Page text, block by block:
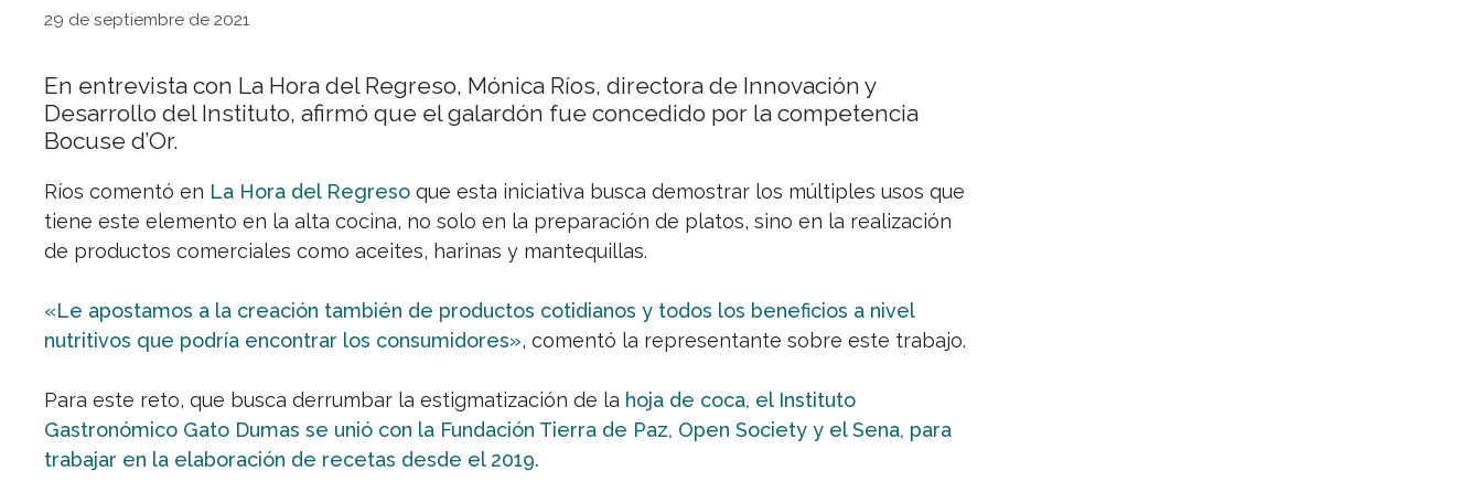
29 de septiembre de 2021
En entrevista con La Hora del Regreso, Mónica Ríos, directora de Innovación y
Desarrollo del Instituto, afirmó que el galardón fue concedido por la competencia
Bocuse d’Or.
Ríos comentó en La Hora del Regreso que esta iniciativa busca demostrar los múltiples usos que
tiene este elemento en la alta cocina, no solo en la preparación de platos, sino en la realización
de productos comerciales como aceites, harinas y mantequillas.
«Le apostamos a la creación también de productos cotidianos y todos los beneficios a nivel
nutritivos que podría encontrar los consumidores», comentó la representante sobre este trabajo.
Para este reto, que busca derrumbar la estigmatización de la hoja de coca, el Instituto
Gastronómico Gato Dumas se unió con la Fundación Tierra de Paz, Open Society y el Sena, para
trabajar en la elaboración de recetas desde el 2019.